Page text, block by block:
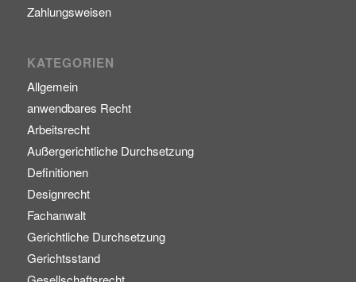
Zahlungsweisen
KATEGORIEN
Allgemein
anwendbares Recht
Arbeitsrecht
Außergerichtliche Durchsetzung
Definitionen
Designrecht
Fachanwalt
Gerichtliche Durchsetzung
Gerichtsstand